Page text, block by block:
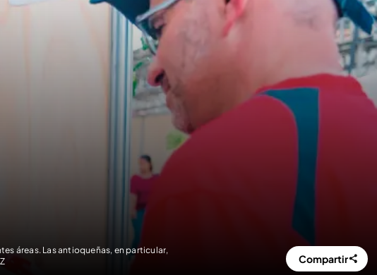
áreas. Las antioqueñas, en particular,
Compartir